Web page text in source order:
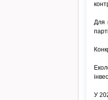
Для
У